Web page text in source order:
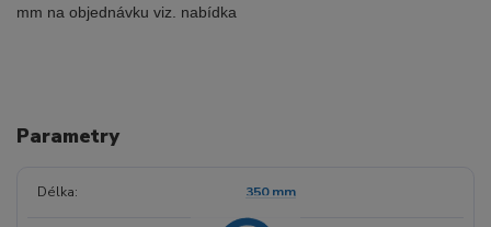
mm na objednávku viz. nabídka
Parametry
Délka 350 mm